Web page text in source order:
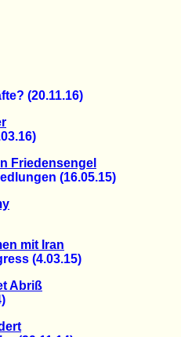
(20.11.16)
Friedensengel
(16.05.15)
mit Iran
(4.03.15)
Abriß